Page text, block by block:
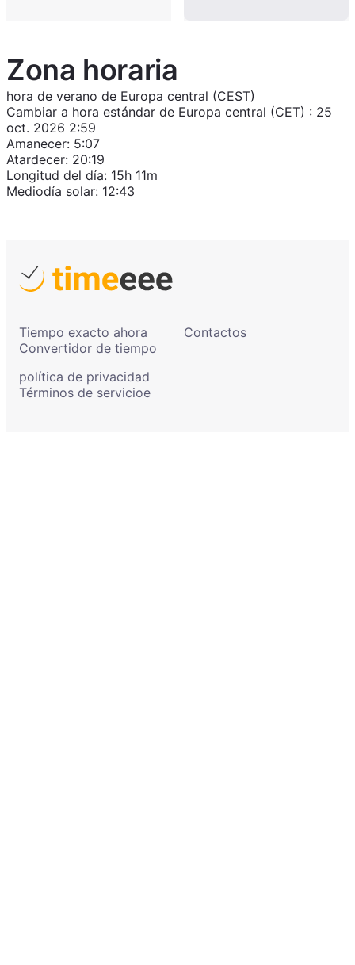
Zona horaria
hora de verano de Europa central (CEST)
Cambiar a hora estándar de Europa central (CET) : 25
oct. 2026 2:59
Amanecer: 5:07
Atardecer: 20:19
Longitud del día: 15h 11m
Mediodía solar: 12:43
Tiempo exacto ahora
Convertidor de tiempo
Contactos
política de privacidad
Términos de servicioe